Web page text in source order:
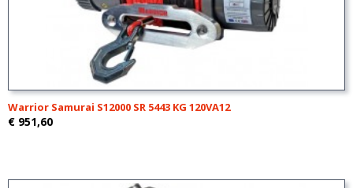
Warrior Samurai S12000 SR 5443 KG 120VA12
€ 951,60